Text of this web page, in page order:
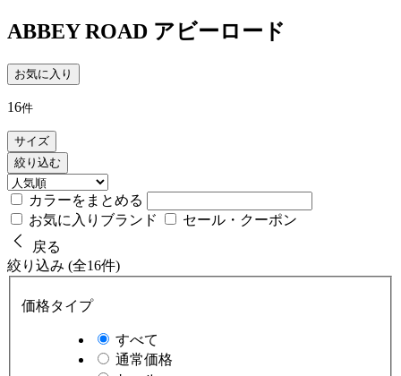
ABBEY ROAD アビーロード
お気に入り
16件
サイズ
絞り込む
カラーをまとめる
お気に入りブランド
セール・クーポン
戻る
絞り込み (全16件)
価格タイプ
すべて
通常価格